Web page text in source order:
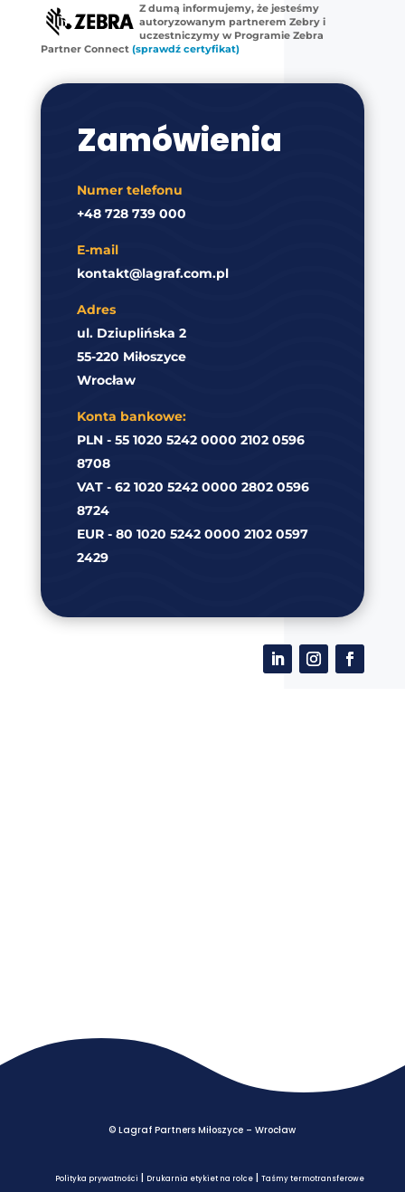
Z dumą informujemy, że jesteśmy
autoryzowanym partnerem Zebry i
uczestniczymy w Programie Zebra
Partner Connect (sprawdź certyfikat)
Zamówienia
Numer telefonu
+48 728 739 000
E-mail
kontakt@lagraf.com.pl
Adres
ul. Dziuplińska 2
55-220 Miłoszyce
Wrocław
Konta bankowe:
PLN - 55 1020 5242 0000 2102 0596
8708
VAT - 62 1020 5242 0000 2802 0596
8724
EUR - 80 1020 5242 0000 2102 0597
2429
© Lagraf Partners Miłoszyce – Wrocław
Polityka prywatności | Drukarnia etykiet na rolce |Taśmy termotransferowe